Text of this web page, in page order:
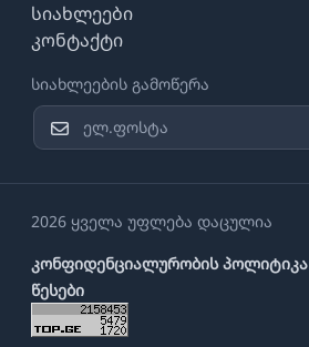
სიახლეები
კონტაქტი
სიახლეების გამოწერა
2026 ყველა უფლება დაცულია
კონფიდენციალურობის პოლიტიკა
წესები